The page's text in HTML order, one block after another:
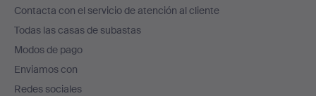
el
pie
de
página
Contacta con el servicio de atención al cliente
Todas las casas de subastas
Modos de pago
Enviamos con
Redes sociales